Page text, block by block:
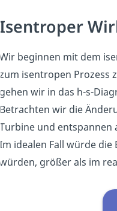
Isentroper
Wir beginnen mit dem
zum isentropen Prozess
gehen wir in das h-s-
Betrachten wir die
Turbine und entspannen
Im idealen Fall würde
würden, größer als im